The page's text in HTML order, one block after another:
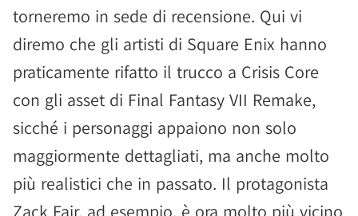
torneremo in sede di recensione. Qui vi
diremo che gli artisti di Square Enix hanno
praticamente rifatto il trucco a Crisis Core
con gli asset di Final Fantasy VII Remake,
sicché i personaggi appaiono non solo
maggiormente dettagliati, ma anche molto
più realistici che in passato. Il protagonista
Zack Fair, ad esempio, è ora molto più vicino